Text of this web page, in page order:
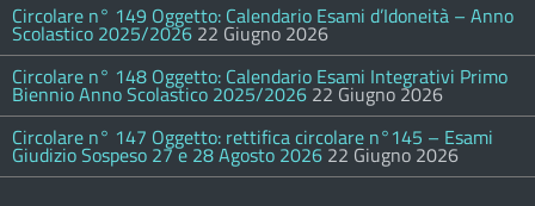
Circolare n° 149 Oggetto: Calendario Esami d’Idoneità – Anno
Scolastico 2025/2026 22 Giugno 2026
Circolare n° 148 Oggetto: Calendario Esami Integrativi Primo
Biennio Anno Scolastico 2025/2026 22 Giugno 2026
Circolare n° 147 Oggetto: rettifica circolare n°145 – Esami
Giudizio Sospeso 27 e 28 Agosto 2026 22 Giugno 2026